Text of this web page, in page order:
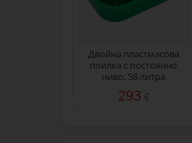
Двойна пластмасова
поилка с постоянно
ниво, 58 литра
293 €